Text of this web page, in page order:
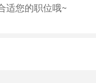
适您的职位哦~